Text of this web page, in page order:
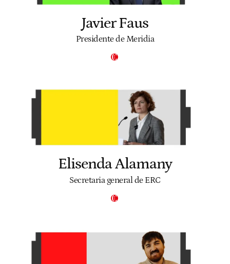
Javier Faus
Presidente de Meridia
Elisenda Alamany
Secretaria general de ERC